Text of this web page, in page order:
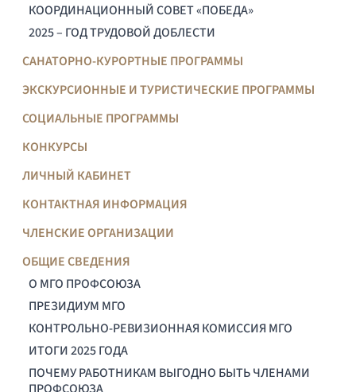
КООРДИНАЦИОННЫЙ СОВЕТ «ПОБЕДА»
2025 – ГОД ТРУДОВОЙ ДОБЛЕСТИ
САНАТОРНО-КУРОРТНЫЕ ПРОГРАММЫ
ЭКСКУРСИОННЫЕ И ТУРИСТИЧЕСКИЕ ПРОГРАММЫ
СОЦИАЛЬНЫЕ ПРОГРАММЫ
КОНКУРСЫ
ЛИЧНЫЙ КАБИНЕТ
КОНТАКТНАЯ ИНФОРМАЦИЯ
ЧЛЕНСКИЕ ОРГАНИЗАЦИИ
ОБЩИЕ СВЕДЕНИЯ
О МГО ПРОФСОЮЗА
ПРЕЗИДИУМ МГО
КОНТРОЛЬНО-РЕВИЗИОННАЯ КОМИССИЯ МГО
ИТОГИ 2025 ГОДА
ПОЧЕМУ РАБОТНИКАМ ВЫГОДНО БЫТЬ ЧЛЕНАМИ